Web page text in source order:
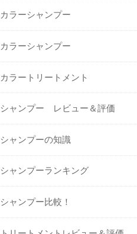
カラーシャンプー
カラーシャンプー
カラートリートメント
シャンプー レビュー＆評価
シャンプーの知識
シャンプーランキング
シャンプー比較！